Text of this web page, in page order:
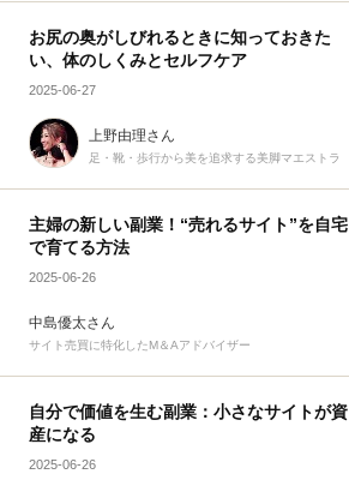
お尻の奥がしびれるときに知っておきた
い、体のしくみとセルフケア
2025-06-27
上野由理さん
足・靴・歩行から美を追求する美脚マエストラ
主婦の新しい副業！“売れるサイト”を自宅
で育てる方法
2025-06-26
中島優太さん
サイト売買に特化したM＆Aアドバイザー
自分で価値を生む副業：小さなサイトが資
産になる
2025-06-26